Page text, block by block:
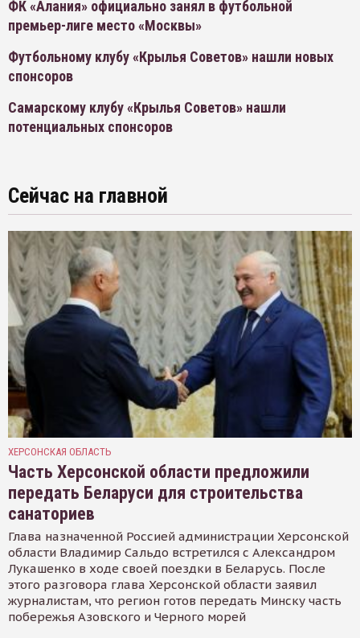
ФК «Алания» официально занял в футбольной
премьер-лиге место «Москвы»
Футбольному клубу «Крылья Советов» нашли новых
спонсоров
Самарскому клубу «Крылья Советов» нашли
потенциальных спонсоров
Сейчас на главной
ХЕРСОНСКАЯ ОБЛАСТЬ
Часть Херсонской области предложили
передать Беларуси для строительства
санаториев
Глава назначенной Россией администрации Херсонской
области Владимир Сальдо встретился с Александром
Лукашенко в ходе своей поездки в Беларусь. После
этого разговора глава Херсонской области заявил
журналистам, что регион готов передать Минску часть
побережья Азовского и Черного морей